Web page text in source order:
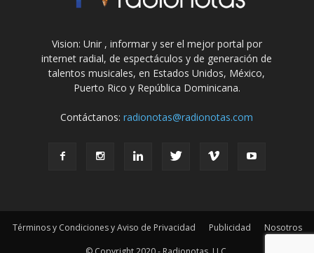
Vision: Unir , informar y ser el mejor portal por
internet radial, de espectáculos y de generación de
talentos musicales, en Estados Unidos, México,
Puerto Rico y República Dominicana.
Contáctanos:radionotas@radionotas.com
Términos y Condiciones y Aviso de Privacidad Publicidad
Nosotros